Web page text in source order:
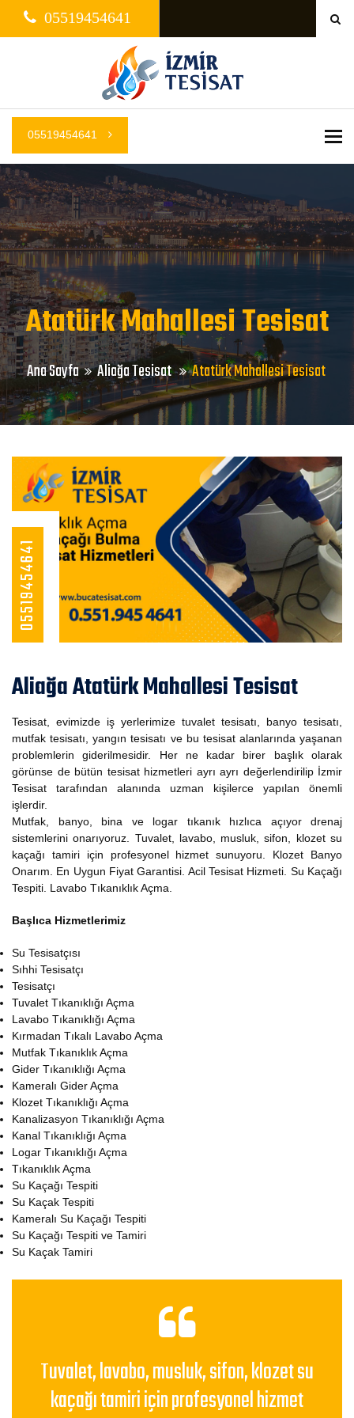
05519454641
05519454641
Atatürk Mahallesi Tesisat
Ana Sayfa Aliağa Tesisat Atatürk Mahallesi Tesisat
05519454641
Aliağa Atatürk Mahallesi Tesisat
Tesisat, evimizde iş yerlerimize tuvalet tesisatı, banyo tesisatı,
mutfak tesisatı, yangın tesisatı ve bu tesisat alanlarında yaşanan
problemlerin giderilmesidir. Her ne kadar birer başlık olarak
görünse de bütün tesisat hizmetleri ayrı ayrı değerlendirilip İzmir
Tesisat tarafından alanında uzman kişilerce yapılan önemli
işlerdir.
Mutfak, banyo, bina ve logar tıkanık hızlıca açıyor drenaj
sistemlerini onarıyoruz. Tuvalet, lavabo, musluk, sifon, klozet su
kaçağı tamiri için profesyonel hizmet sunuyoru. Klozet Banyo
Onarım. En Uygun Fiyat Garantisi. Acil Tesisat Hizmeti. Su Kaçağı
Tespiti. Lavabo Tıkanıklık Açma.
Başlıca Hizmetlerimiz
Su Tesisatçısı
Sıhhi Tesisatçı
Tesisatçı
Tuvalet Tıkanıklığı Açma
Lavabo Tıkanıklığı Açma
Kırmadan Tıkalı Lavabo Açma
Mutfak Tıkanıklık Açma
Gider Tıkanıklığı Açma
Kameralı Gider Açma
Klozet Tıkanıklığı Açma
Kanalizasyon Tıkanıklığı Açma
Kanal Tıkanıklığı Açma
Logar Tıkanıklığı Açma
Tıkanıklık Açma
Su Kaçağı Tespiti
Su Kaçak Tespiti
Kameralı Su Kaçağı Tespiti
Su Kaçağı Tespiti ve Tamiri
Su Kaçak Tamiri
Tuvalet, lavabo, musluk, sifon, klozet su
kaçağı tamiri için profesyonel hizmet